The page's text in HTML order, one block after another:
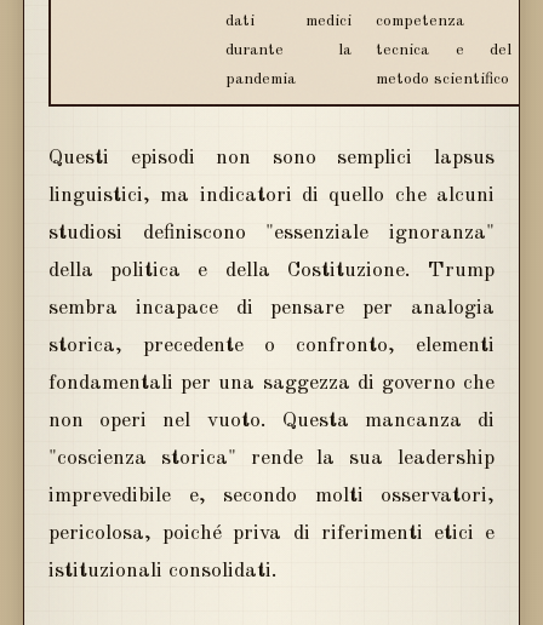
dati medici
durante la
pandemia
competenza
tecnica e del
metodo scientifico
Questi episodi non sono semplici lapsus
linguistici, ma indicatori di quello che alcuni
studiosi definiscono "essenziale ignoranza"
della politica e della Costituzione. Trump
sembra incapace di pensare per analogia
storica, precedente o confronto, elementi
fondamentali per una saggezza di governo che
non operi nel vuoto. Questa mancanza di
"coscienza storica" rende la sua leadership
imprevedibile e, secondo molti osservatori,
pericolosa, poiché priva di riferimenti etici e
istituzionali consolidati.